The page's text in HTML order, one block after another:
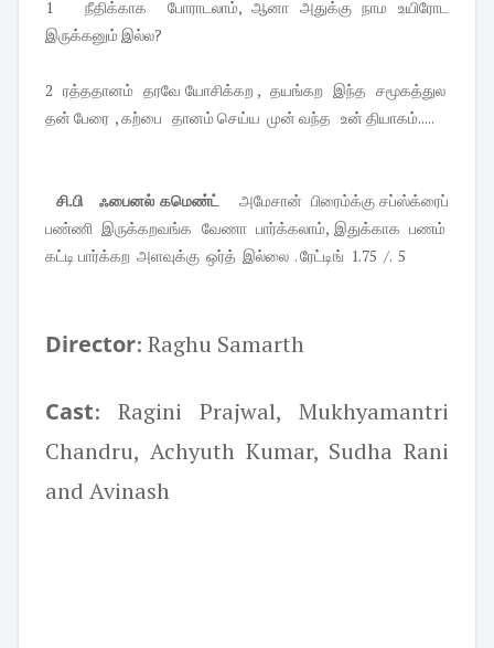
1 நீதிக்காக போராடலாம், ஆனா அதுக்கு நாம உயிரோட
இருக்கனும் இல்ல?
2 ரத்ததானம் தரவே யோசிக்கற , தயங்கற இந்த சமூகத்துல
தன் பேரை , கற்பை தானம் செய்ய முன் வந்த உன் தியாகம்.....
சி.பி ஃபைனல் கமெண்ட்
அமேசான் பிரைம்க்கு சப்ஸ்க்ரைப்
பண்ணி இருக்கறவங்க வேணா பார்க்கலாம், இதுக்காக பணம்
கட்டி பார்க்கற அளவுக்கு ஒர்த் இல்லை . ரேட்டிங் 1.75 /. 5
Director: Raghu Samarth
Cast: Ragini Prajwal, Mukhyamantri
Chandru, Achyuth Kumar, Sudha Rani
and Avinash